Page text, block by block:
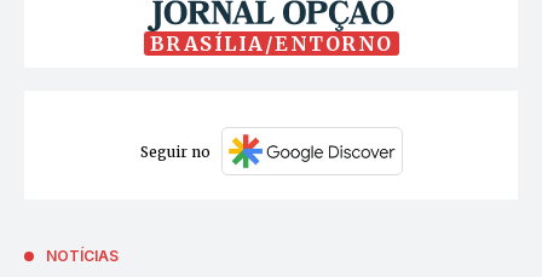
BRASÍLIA/ENTORNO
Seguir no
NOTÍCIAS